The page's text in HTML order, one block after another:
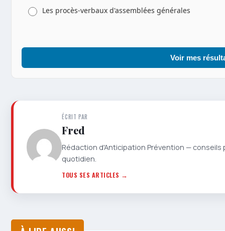
Les procès-verbaux d'assemblées générales
Voir mes
ÉCRIT PAR
Fred
Rédaction d'Anticipation Prévention —
quotidien.
TOUS SES ARTICLES →